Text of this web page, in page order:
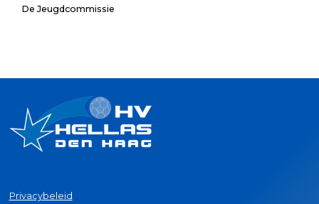
De Jeugdcommissie
Privacybeleid